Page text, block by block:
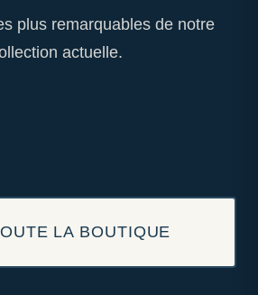
plus remarquables de notre
actuelle.
LA BOUTIQUE